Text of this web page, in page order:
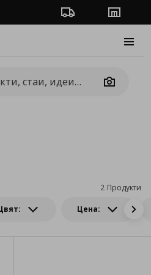
Проследяване на
Camera
Цена:
2 Продукти